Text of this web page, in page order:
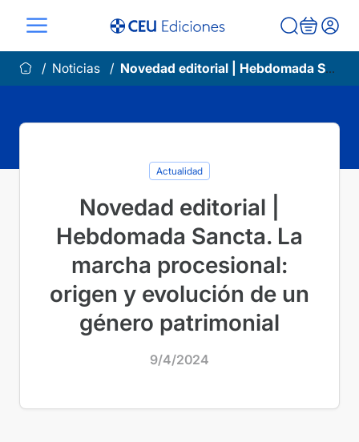
contenido
Noticias
Novedad editorial | Hebdomada Sancta. La marcha procesional: origen y evolución de un género patrimonial
Actualidad
Novedad editorial |
Hebdomada Sancta. La
marcha procesional:
origen y evolución de un
género patrimonial
9/4/2024